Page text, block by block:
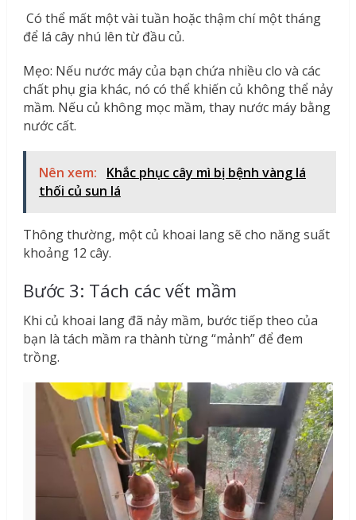
Có thể mất một vài tuần hoặc thậm chí một tháng
để lá cây nhú lên từ đầu củ.
Mẹo: Nếu nước máy của bạn chứa nhiều clo và các
chất phụ gia khác, nó có thể khiến củ không thể nảy
mầm. Nếu củ không mọc mầm, thay nước máy bằng
nước cất.
Nên xem:
Khắc phục cây mì bị bệnh vàng lá
thối củ sun lá
Thông thường, một củ khoai lang sẽ cho năng suất
khoảng 12 cây.
Bước 3: Tách các vết mầm
Khi củ khoai lang đã nảy mầm, bước tiếp theo của
bạn là tách mầm ra thành từng “mảnh” để đem
trồng.